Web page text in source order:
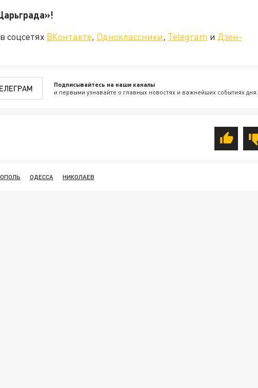
«Царьграда»!
соцсетях ВКонтакте, Одноклассники, Telegram и Дзен-
Подписывайтесь на наши каналы
и первыми узнавайте о главных новостях и важнейших событиях дня.
ОДЕССА НИКОЛАЕВ